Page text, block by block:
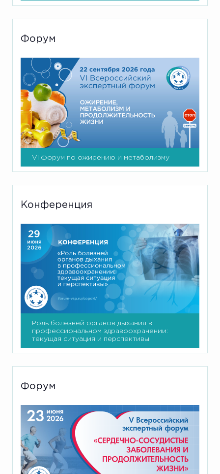
Форум
VI Форум по ожирению и метаболизму
Конференция
Роль болезней органов дыхания в
профессиональном здравоохранении:
текущая ситуация и перспективы
Форум